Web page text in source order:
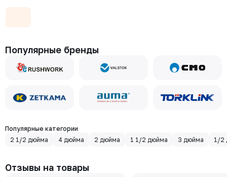
Популярные бренды
Популярные категории
2 1/2 дюйма
4 дюйма 2 дюйма 1 1/2 дюйма 3 дюйма 1/2
Отзывы на товары